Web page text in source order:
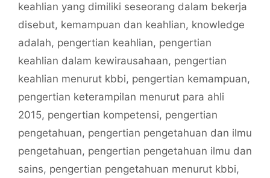
keahlian yang dimiliki seseorang dalam bekerja
disebut, kemampuan dan keahlian, knowledge
adalah, pengertian keahlian, pengertian
keahlian dalam kewirausahaan, pengertian
keahlian menurut kbbi, pengertian kemampuan,
pengertian keterampilan menurut para ahli
2015, pengertian kompetensi, pengertian
pengetahuan, pengertian pengetahuan dan ilmu
pengetahuan, pengertian pengetahuan ilmu dan
sains, pengertian pengetahuan menurut kbbi,